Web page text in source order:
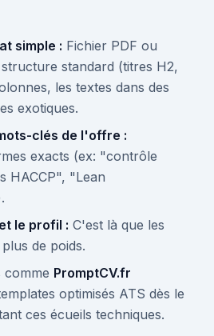
simple : Fichier PDF ou
standard (titres H2,
les textes dans des
exotiques.
clés de l'offre :
exacts (ex: "contrôle
HACCP", "Lean
le profil : C'est là que les
de poids.
comme PromptCV.fr
optimisés ATS dès le
ces écueils techniques.